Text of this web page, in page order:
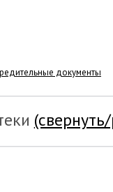
документы